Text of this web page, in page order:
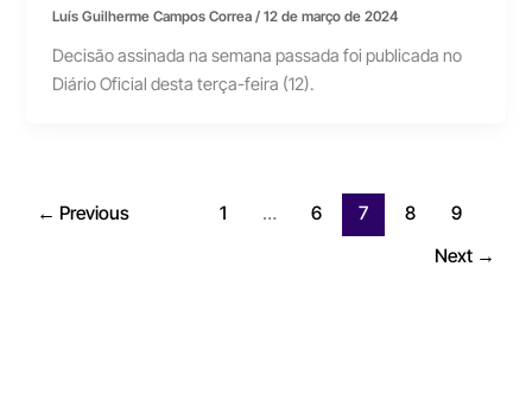
Luís Guilherme Campos Correa/12 de março de 2024
Decisão assinada na semana passada foi publicada no
Diário Oficial desta terça-feira (12).
← Previous 1 … 6 7 8
9
Next →